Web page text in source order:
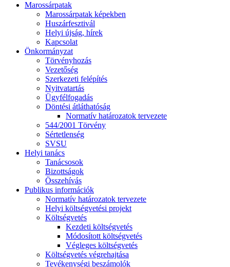
Marossárpatak
Marossárpatak képekben
Huszárfesztivál
Helyi újság, hírek
Kapcsolat
Önkormányzat
Törvényhozás
Vezetőség
Szerkezeti felépítés
Nyitvatartás
Ügyfélfogadás
Döntési átláthatóság
Normatív határozatok tervezete
544/2001 Törvény
Sértetlenség
SVSU
Helyi tanács
Tanácsosok
Bizottságok
Összehívás
Publikus információk
Normatív határozatok tervezete
Helyi költségvetési projekt
Költségvetés
Kezdeti költségvetés
Módosított költségvetés
Végleges költségvetés
Költségvetés végrehajtása
Tevékenységi beszámolók